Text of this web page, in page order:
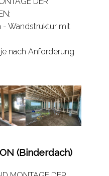
- Wandstruktur mit
nach Anforderung
(Binderdach)